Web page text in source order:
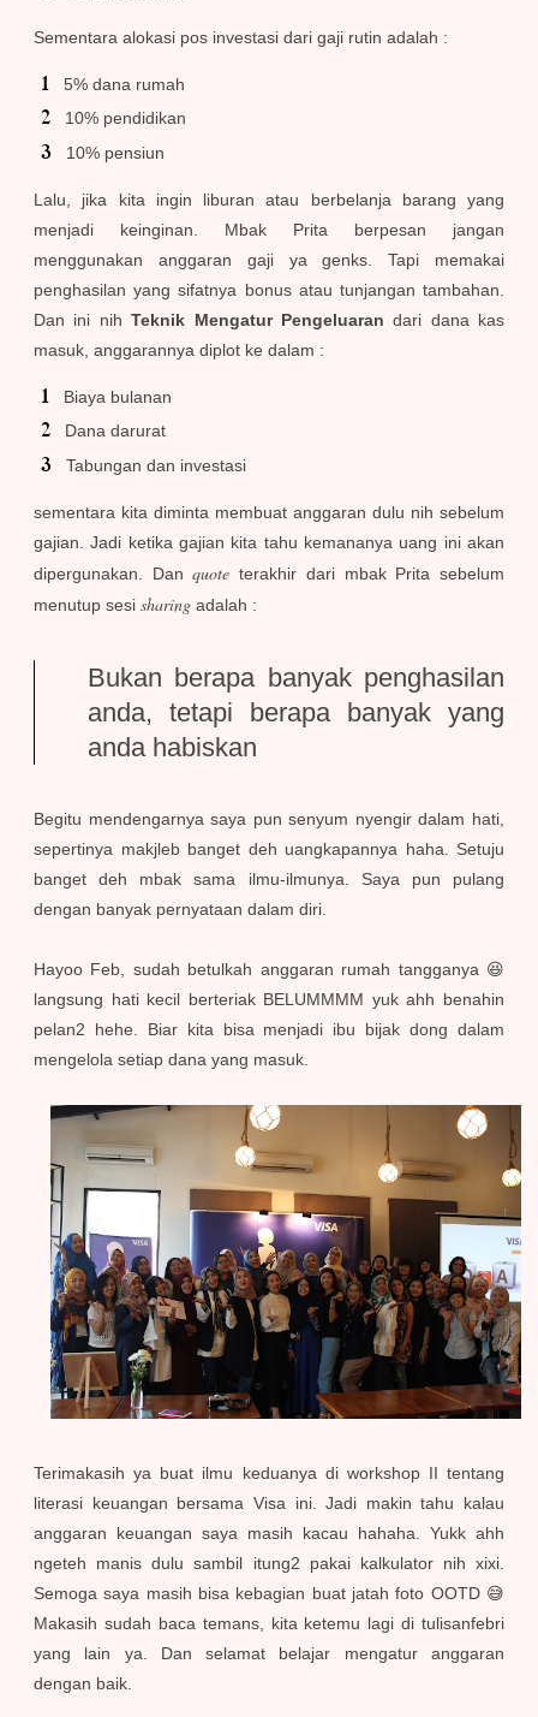
Sementara alokasi pos investasi dari gaji rutin adalah :
5% dana rumah
10% pendidikan
10% pensiun
Lalu, jika kita ingin liburan atau berbelanja barang yang
menjadi keinginan. Mbak Prita berpesan jangan
menggunakan anggaran gaji ya genks. Tapi memakai
penghasilan yang sifatnya bonus atau tunjangan tambahan.
Dan ini nihTeknik Mengatur Pengeluarandari dana kas
masuk, anggarannya diplot ke dalam :
Biaya bulanan
Dana darurat
Tabungan dan investasi
sementara kita diminta membuat anggaran dulu nih sebelum
gajian. Jadi ketika gajian kita tahu kemananya uang ini akan
dipergunakan. Danquote terakhir dari mbak Prita sebelum
menutup sesi sharing adalah :
Bukan berapa banyak penghasilan
anda, tetapi berapa banyak yang
anda habiskan
Begitu mendengarnya saya pun senyum nyengir dalam hati,
sepertinya makjleb banget deh uangkapannya haha. Setuju
banget deh mbak sama ilmu-ilmunya. Saya pun pulang
dengan banyak pernyataan dalam diri.
Hayoo Feb, sudah betulkah anggaran rumah tangganya 😆
langsung hati kecil berteriak BELUMMMM yuk ahh benahin
pelan2 hehe. Biar kita bisa menjadi ibu bijak dong dalam
mengelola setiap dana yang masuk.
Terimakasih ya buat ilmu keduanya di workshop II tentang
literasi keuangan bersama Visa ini. Jadi makin tahu kalau
anggaran keuangan saya masih kacau hahaha. Yukk ahh
ngeteh manis dulu sambil itung2 pakai kalkulator nih xixi.
Semoga saya masih bisa kebagian buat jatah foto OOTD 😅
Makasih sudah baca temans, kita ketemu lagi di tulisanfebri
yang lain ya. Dan selamat belajar mengatur anggaran
dengan baik.